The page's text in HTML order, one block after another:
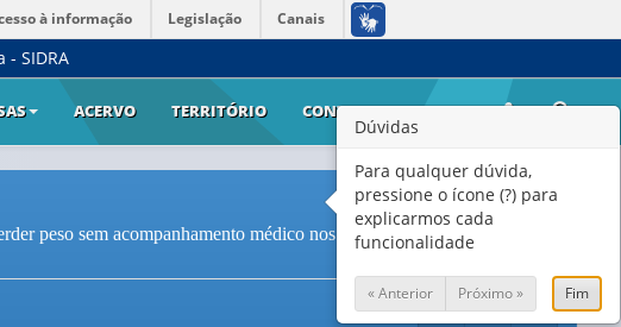
à informação Legislação Canais
- SIDRA
ACERVO TERRITÓRIO CONTATO AJUDA
peso sem acompanhamento médico nos 30 dias anteriores à pesquisa,
Dúvidas
Para qualquer dúvida,
pressione o ícone (?) para
explicarmos cada
funcionalidade
« Anterior Próximo » Fim